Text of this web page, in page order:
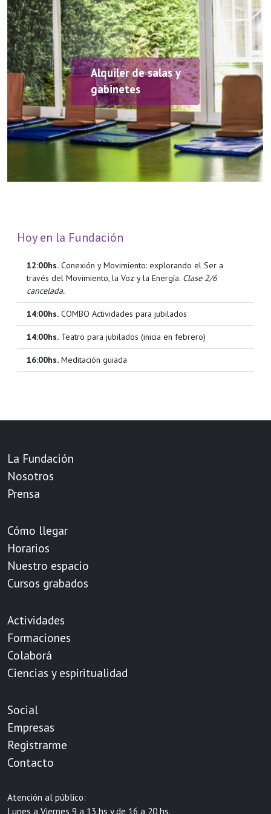
de salas y
Hoy en la Fundación
12:00hs. Conexión y Movimiento: explorando el Ser a
través del Movimiento, la Voz y la Energía. Clase 2/6
cancelada.
14:00hs. COMBO Actividades para jubilados
14:00hs. Teatro para jubilados (inicia en febrero)
16:00hs. Meditación guiada
La Fundación
Nosotros
Prensa
Cómo llegar
Horarios
Nuestro espacio
Cursos grabados
Actividades
Formaciones
Colaborá
Ciencias y espiritualidad
Social
Empresas
Registrarme
Contacto
Atención al público:
Lunes a Viernes 9 a 13 hs y de 16 a 20 hs.